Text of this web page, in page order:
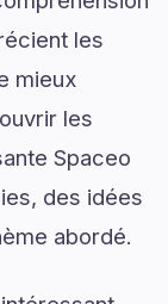
les
mieux
les
Spaceo
des idées
abordé.